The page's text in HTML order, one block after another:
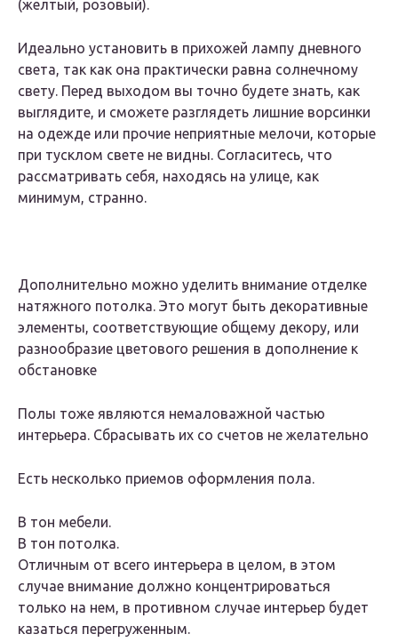
(желтый, розовый).
Идеально установить в прихожей лампу дневного
света, так как она практически равна солнечному
свету. Перед выходом вы точно будете знать, как
выглядите, и сможете разглядеть лишние ворсинки
на одежде или прочие неприятные мелочи, которые
при тусклом свете не видны. Согласитесь, что
рассматривать себя, находясь на улице, как
минимум, странно.
Дополнительно можно уделить внимание отделке
натяжного потолка. Это могут быть декоративные
элементы, соответствующие общему декору, или
разнообразие цветового решения в дополнение к
обстановке
Полы тоже являются немаловажной частью
интерьера. Сбрасывать их со счетов не желательно
Есть несколько приемов оформления пола.
В тон мебели.
В тон потолка.
Отличным от всего интерьера в целом, в этом
случае внимание должно концентрироваться
только на нем, в противном случае интерьер будет
казаться перегруженным.